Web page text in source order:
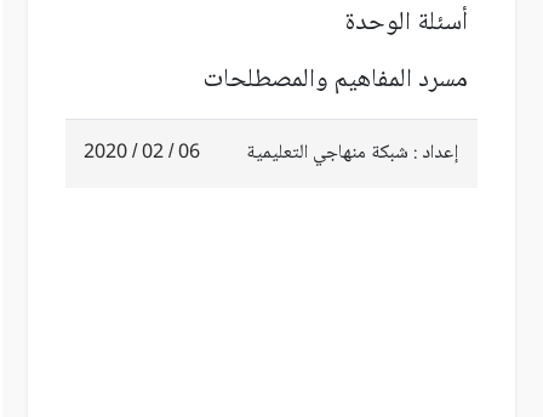
أسئلة الوحدة
مسرد المفاهيم والمصطلحات
إعداد : شبكة منهاجي التعليمية 06 / 02 / 2020